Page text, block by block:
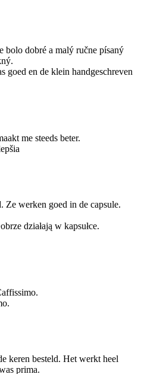
dobré a malý ručne písaný
goed en de klein handgeschreven
me steeds beter.
Ze werken goed in de capsule.
działają w kapsułce.
keren besteld. Het werkt heel
prima.